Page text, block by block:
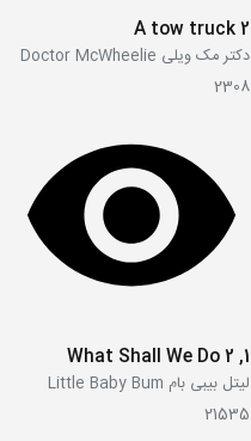
A tow truck 2
دکتر مک ویلی Doctor McWheelie
2308
1, 2 What Shall We Do
لیتل بیبی بام Little Baby Bum
21535